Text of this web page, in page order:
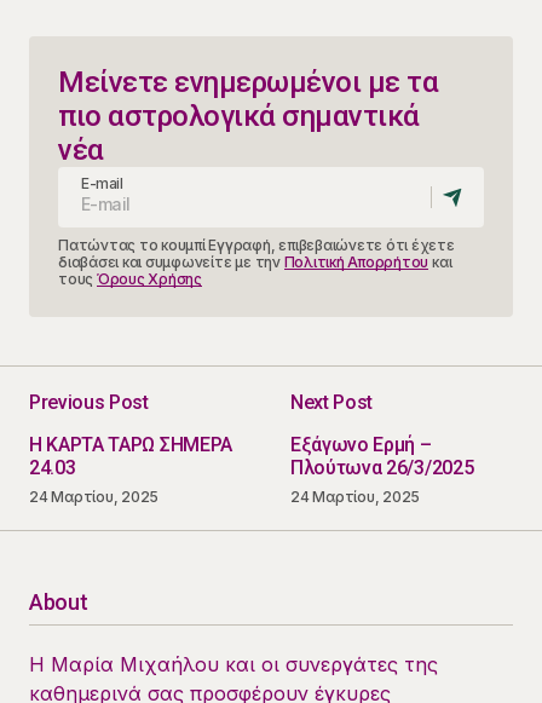
Μείνετε ενημερωμένοι με τα
πιο αστρολογικά σημαντικά
νέα
E-mail
Πατώντας το κουμπί Εγγραφή, επιβεβαιώνετε ότι έχετε
διαβάσει και συμφωνείτε με την Πολιτική Απορρήτου και
τους Όρους Χρήσης
Previous Post
Η ΚΑΡΤΑ ΤΑΡΩ ΣΗΜΕΡΑ
24.03
24 Μαρτίου, 2025
Next Post
Εξάγωνο Ερμή –
Πλούτωνα 26/3/2025
24 Μαρτίου, 2025
About
Η Μαρία Μιχαήλου και οι συνεργάτες της
καθημερινά σας προσφέρουν έγκυρες